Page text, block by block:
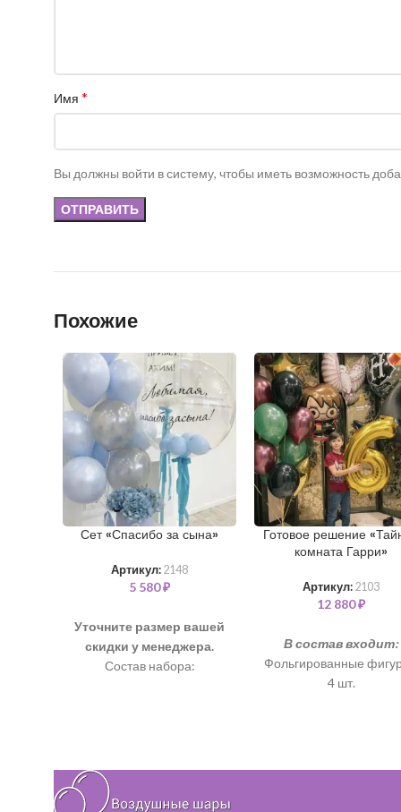
Имя *
Вы должны войти в систему, чтобы иметь возможность
Похожие
Сет «Спасибо за сына»
Артикул: 2148
5 580₽
Уточните размер вашей
скидки у менеджера.
Состав набора:
стоимость не входит
Готовое решение
комната Гарри»
Артикул: 2103
12 880₽
В состав входит:
Фольгированные
4 шт.